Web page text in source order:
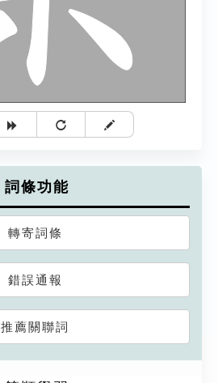
詞條功能
轉寄詞條
錯誤通報
推薦關聯詞